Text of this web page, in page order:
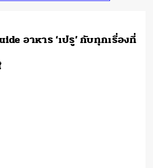
อาหาร ‘เปรู’ กับทุกเรื่องที่